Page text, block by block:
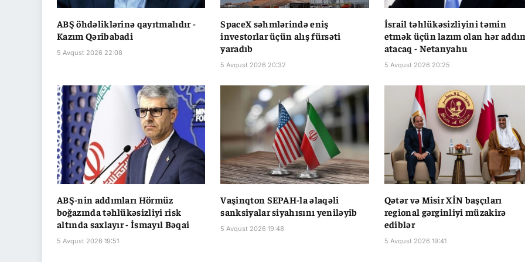
ABŞ öhdəliklərinə qayıtmalıdır -
Kazım Qəribabadi
5 Avqust 2026 22:08
SpaceX səhmlərində eniş
investorlar üçün alış fürsəti
yaradıb
5 Avqust 2026 20:32
İsrail təhlükəsizliyini təmin
etmək üçün lazım olan hər
atacaq - Netanyahu
5 Avqust 2026 20:25
ABŞ-nin addımları Hörmüz
boğazında təhlükəsizliyi risk
altında saxlayır - İsmayıl Bəqai
5 Avqust 2026 19:51
Vaşinqton SEPAH-la əlaqəli
sanksiyalar siyahısını yeniləyib
5 Avqust 2026 19:48
Qətər və Misir XİN başçıları
regional gərginliyi müzakirə
ediblər
5 Avqust 2026 19:41